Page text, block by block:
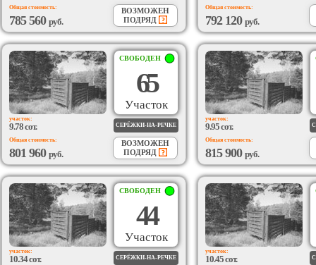
Общая стоимость:
785 560 руб.
ВОЗМОЖЕН
ПОДРЯД
Общая стоимость:
792 120 руб.
СВОБОДЕН
65
Участок
участок:
9.78 сот. СЕРЁЖКИ-НА-РЕЧКЕ
Общая стоимость:
801 960 руб.
ВОЗМОЖЕН
ПОДРЯД
участок:
9.95 сот.
Общая стоимость:
815 900 руб.
СВОБОДЕН
44
Участок
участок:
10.34 сот. СЕРЁЖКИ-НА-РЕЧКЕ
участок:
10.45 сот.